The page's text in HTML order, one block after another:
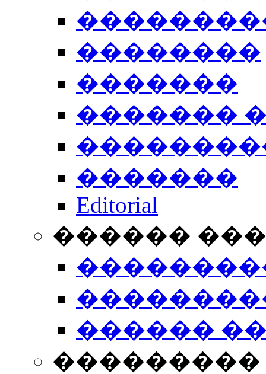
��������
�������
�������
�������
Editorial
������
������
���������